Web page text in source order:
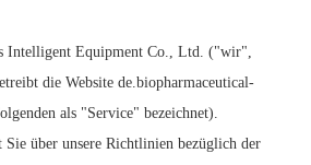
Intelligent Equipment Co., Ltd. ("wir",
die Website de.biopharmaceutical-
als "Service" bezeichnet).
über unsere Richtlinien bezüglich der